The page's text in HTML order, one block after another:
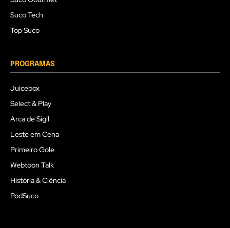
Suco Tech
Top Suco
PROGRAMAS
Juicebox
Select & Play
Arca de Sigil
Leste em Cena
Primeiro Gole
Webtoon Talk
História & Ciência
PodSuco